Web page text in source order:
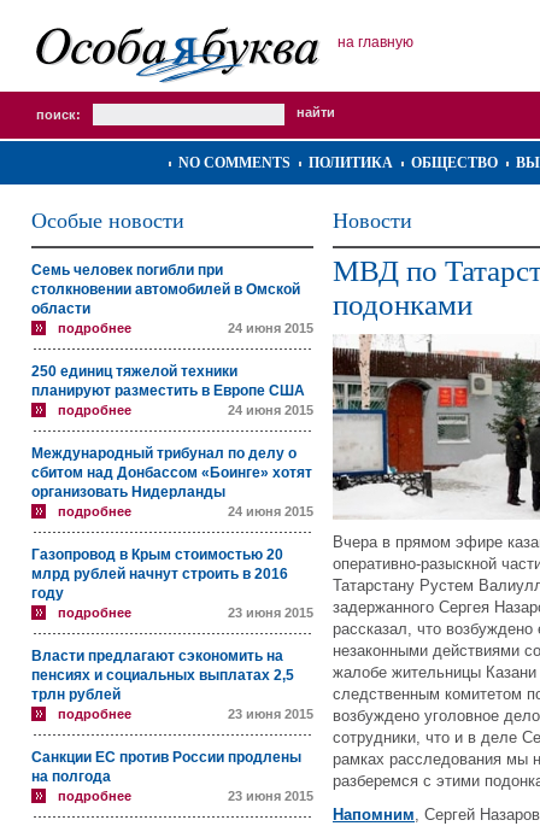
на главную
поиск:
NO COMMENTS ПОЛИТИКА ОБЩЕСТВО
Особые новости
Семь человек погибли при
столкновении автомобилей в Омской
области
подробнее 24 июня 2015
250 единиц тяжелой техники
планируют разместить в Европе США
подробнее 24 июня 2015
Международный трибунал по делу о
сбитом над Донбассом «Боинге» хотят
организовать Нидерланды
подробнее 24 июня 2015
Газопровод в Крым стоимостью 20
млрд рублей начнут строить в 2016
году
подробнее 23 июня 2015
Власти предлагают сэкономить на
пенсиях и социальных выплатах 2,5
трлн рублей
подробнее 23 июня 2015
Санкции ЕС против России продлены
на полгода
подробнее 23 июня 2015
Новости
МВД по
подонками
Вчера в прямом эфире
оперативно-разыскной
Татарстану Рустем
задержанного Сергея
рассказал, что
незаконными действиями
жалобе жительницы
следственным комитетом
возбуждено уголовное
сотрудники, что и в деле
рамках расследования мы
разберемся с этими
Напомним, Сергей